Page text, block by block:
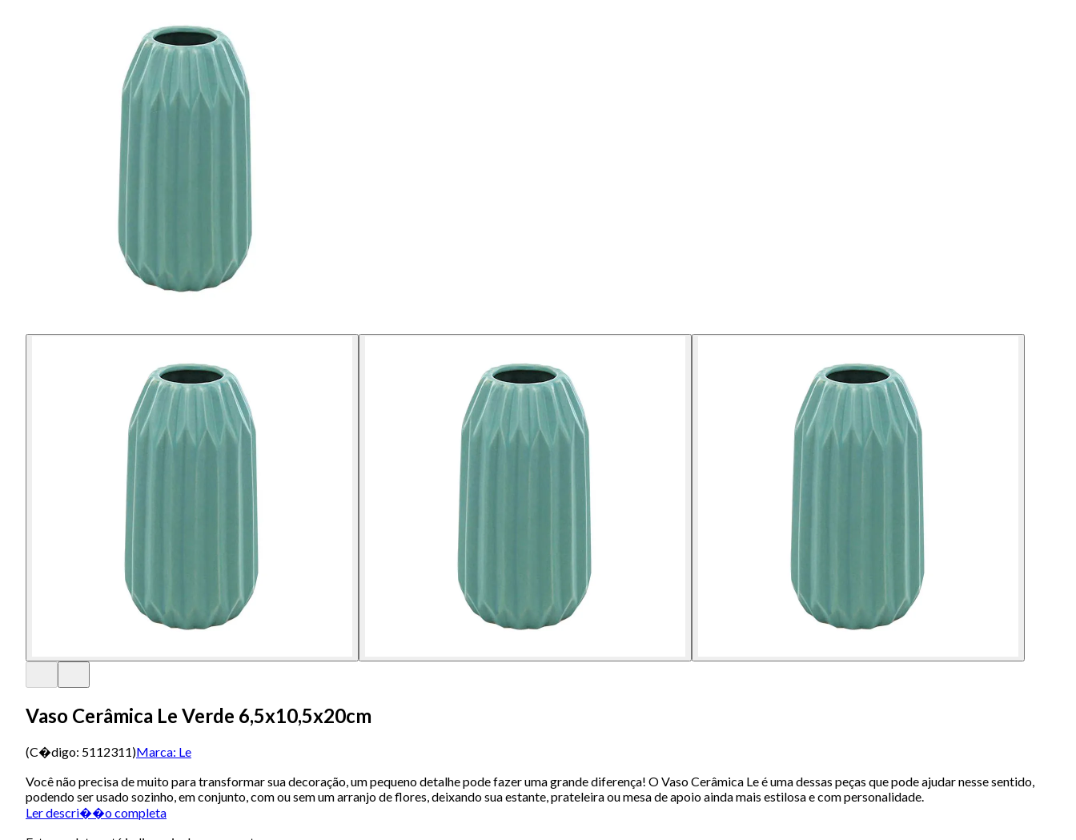
Vaso Cerâmica Le Verde 6,5x10,5x20cm
(C�digo: 5112311)Marca: Le
Você não precisa de muito para transformar sua decoração, um pequeno detalhe pode fazer uma grande diferença! O Vaso Cerâmica Le é uma dessas peças que pode ajudar nesse sentido,
podendo ser usado sozinho, em conjunto, com ou sem um arranjo de flores, deixando sua estante, prateleira ou mesa de apoio ainda mais estilosa e com personalidade.
Ler descri��o completa